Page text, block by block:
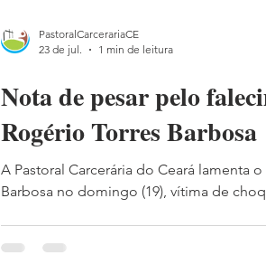
Nota de pesar pelo
Rogério Torres Barbosa
A Pastoral Carcerária do Ceará lamenta
Barbosa no domingo (19), vítima de
PastoralCarcerariaCE
23 de jul.
1 min de leitura